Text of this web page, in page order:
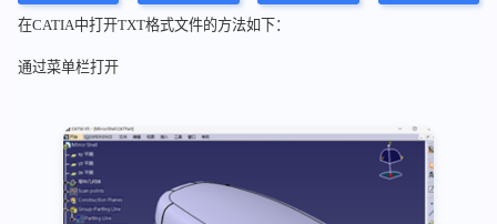
在CATIA中打开TXT格式文件的方法如下：
通过菜单栏打开